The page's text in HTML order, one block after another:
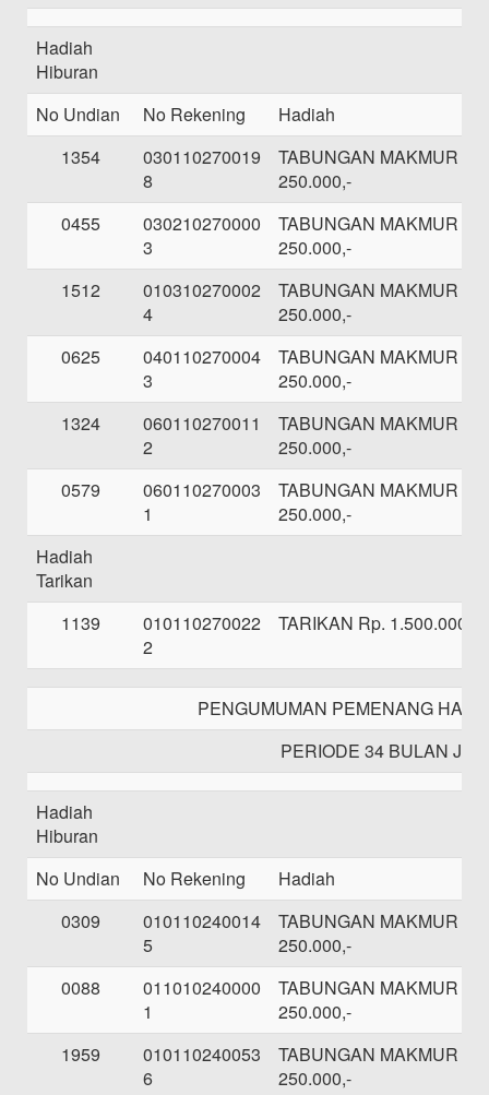
Hadiah
Hiburan
No Undian
No Rekening
Hadiah
1354
030110270019
8
TABUNGAN MAKMUR
250.000,-
0455
030210270000
3
TABUNGAN MAKMUR
250.000,-
1512
010310270002
4
TABUNGAN MAKMUR
250.000,-
0625
040110270004
3
TABUNGAN MAKMUR
250.000,-
1324
060110270011
2
TABUNGAN MAKMUR
250.000,-
0579
060110270003
1
TABUNGAN MAKMUR
250.000,-
Hadiah
Tarikan
1139
010110270022
2
TARIKAN Rp. 1.500.000,-
PENGUMUMAN PEMENANG
PERIODE 34 BULAN
Hadiah
Hiburan
No Undian
No Rekening
Hadiah
0309
010110240014
5
TABUNGAN MAKMUR
250.000,-
0088
011010240000
1
TABUNGAN MAKMUR
250.000,-
1959
010110240053
6
TABUNGAN MAKMUR
250.000,-